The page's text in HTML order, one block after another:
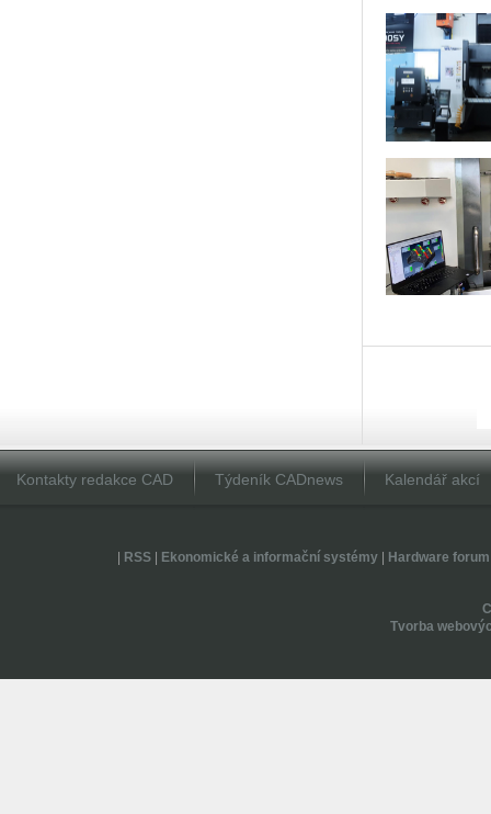
Kontakty redakce CAD Týdeník CADnews Kalendář akcí
RSS| Ekonomické a informační systémy| Hardware forum
Tvorba